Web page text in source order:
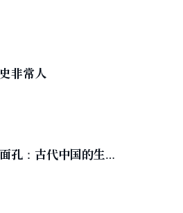
非常人
孔：古代中国的生存
性解读